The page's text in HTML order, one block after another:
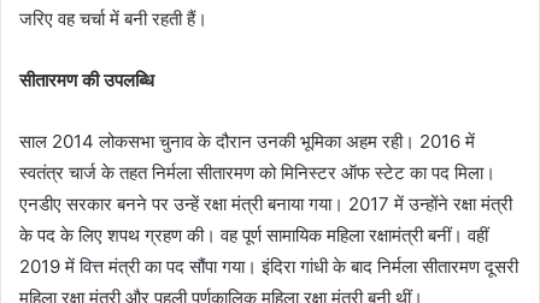
जरिए वह चर्चा में बनी रहती हैं।
सीतारमण की उपलब्धि
साल 2014 लोकसभा चुनाव के दौरान उनकी भूमिका अहम रही। 2016 में
स्वतंत्र चार्ज के तहत निर्मला सीतारमण को मिनिस्टर ऑफ स्टेट का पद मिला।
एनडीए सरकार बनने पर उन्हें रक्षा मंत्री बनाया गया। 2017 में उन्होंने रक्षा मंत्री
के पद के लिए शपथ ग्रहण की। वह पूर्ण सामायिक महिला रक्षामंत्री बनीं। वहीं
2019 में वित्त मंत्री का पद सौंपा गया। इंदिरा गांधी के बाद निर्मला सीतारमण दूसरी
महिला रक्षा मंत्री और पहली पूर्णकालिक महिला रक्षा मंत्री बनी थीं।